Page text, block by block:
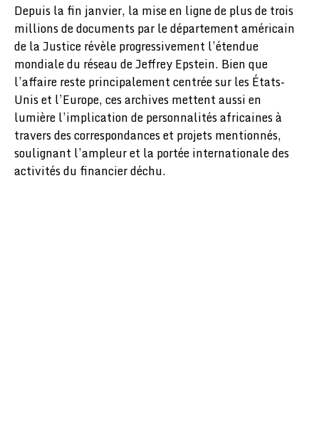
Depuis la fin janvier, la mise en ligne de plus de trois
millions de documents par le département américain
de la Justice révèle progressivement l’étendue
mondiale du réseau de Jeffrey Epstein. Bien que
l’affaire reste principalement centrée sur les États-
Unis et l’Europe, ces archives mettent aussi en
lumière l’implication de personnalités africaines à
travers des correspondances et projets mentionnés,
soulignant l’ampleur et la portée internationale des
activités du financier déchu.